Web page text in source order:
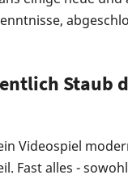
Staub
Videospiel
Fast alles -